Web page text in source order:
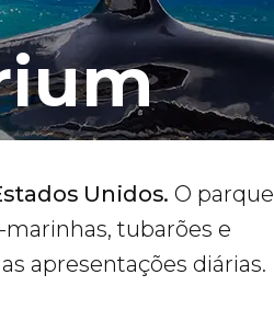
Unidos. O parque
tubarões e
apresentações diárias.